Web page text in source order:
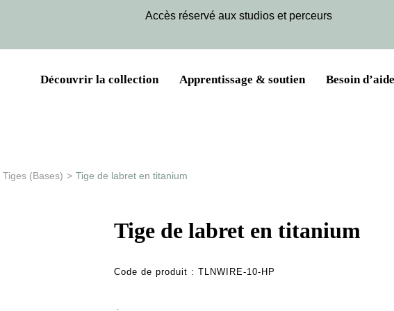
Accès réservé aux studios et perceurs
Découvrir la collection Apprentissage & soutien Besoin
Tiges (Bases) > Tige de labret en titanium
Tige de labret en titanium
Code de produit : TLNWIRE-10-HP